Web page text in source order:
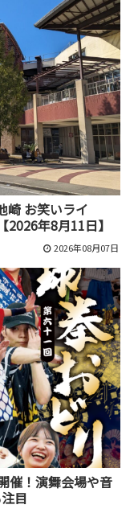
崎 お笑いライ
年8月11日】
2026年08月07日
催！演舞会場や音
目